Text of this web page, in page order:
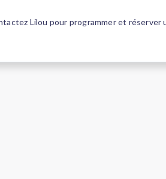
Lilou pour programmer et réserver